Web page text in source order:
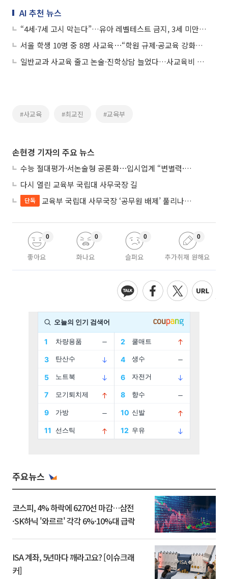
AI 추천 뉴스
“4세·7세 고시 막는다”…유아 레벨테스트 금지, 3세 미만 교습도 ‘전면 제한’
서울 학생 10명 중 8명 사교육⋯“학원 규제·공교육 강화로 경감”
일반교과 사교육 줄고 논술·진학상담 늘었다…사교육비 27.5조로 감소
#사교육 #최교진 #교육부
손현경 기자의 주요 뉴스
수능 절대평가·서논술형 공론화⋯입시업계 “변별력·사교육 대책 먼저”
다시 열린 교육부 국립대 사무국장 길
단독 교육부 국립대 사무국장 ‘공무원 배제’ 풀리나…응시자격 다시 열렸다
좋아요
0
화나요
0
슬퍼요
0
추가취재 원해요
0
주요뉴스
코스피, 4% 하락에 6270선 마감…삼전
·SK하닉 '와르르' 각각 6%·10%대 급락
ISA 계좌, 5년마다 깨라고요? [이슈크래
커]